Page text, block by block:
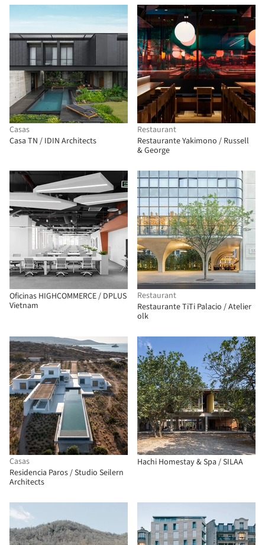
Casas
Casa TN / IDIN Architects
Restaurant
Restaurante Yakimono / Russell
& George
Oficinas HIGHCOMMERCE / DPLUS
Vietnam
Restaurant
Restaurante TiTi Palacio / Atelier
olk
Casas
Residencia Paros / Studio Seilern
Architects
Hachi Homestay & Spa / SILAA